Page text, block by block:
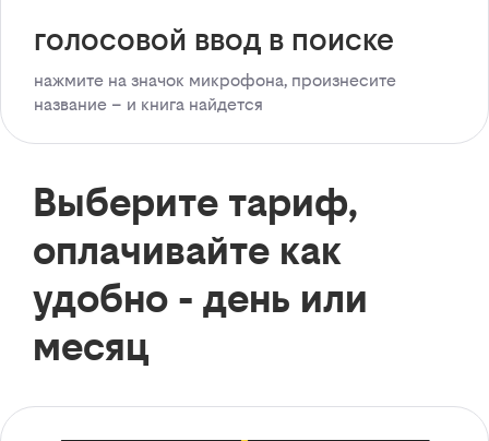
голосовой ввод в поиске
нажмите на значок микрофона, произнесите
название – и книга найдется
Выберите тариф,
оплачивайте как
удобно - день или
месяц